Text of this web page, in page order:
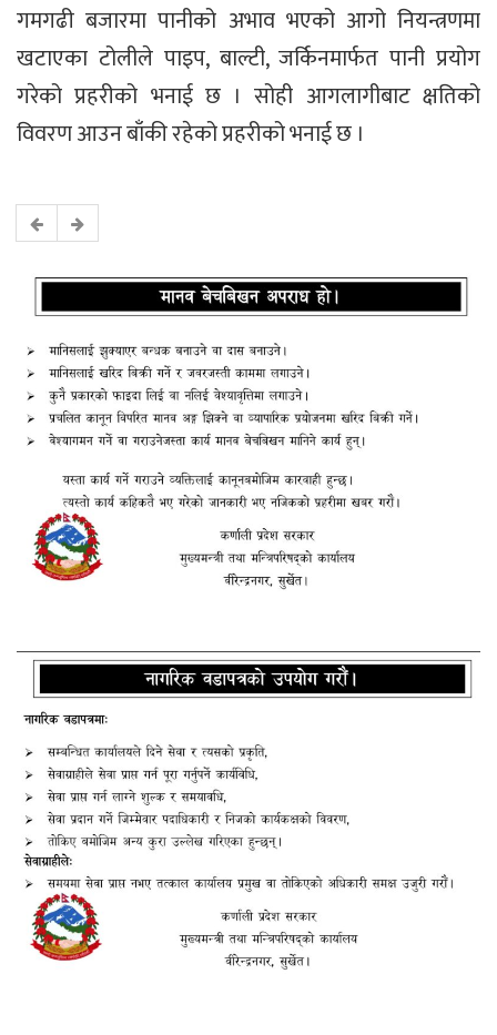
गमगढी बजारमा पानीको अभाव भएको आगो नियन्त्रणमा
खटाएका टोलीले पाइप, बाल्टी, जर्किनमार्फत पानी प्रयोग
गरेको प्रहरीको भनाई छ । सोही आगलागीबाट क्षतिको
विवरण आउन बाँकी रहेको प्रहरीको भनाई छ ।